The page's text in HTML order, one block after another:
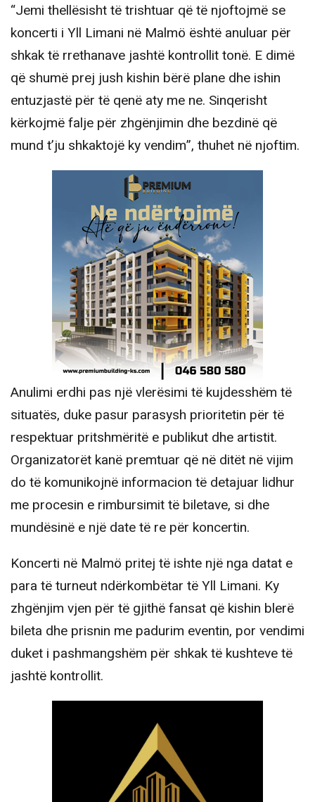
“Jemi thellësisht të trishtuar që të njoftojmë se
koncerti i Yll Limani në Malmö është anuluar për
shkak të rrethanave jashtë kontrollit tonë. E dimë
që shumë prej jush kishin bërë plane dhe ishin
entuzjastë për të qenë aty me ne. Sinqerisht
kërkojmë falje për zhgënjimin dhe bezdinë që
mund t’ju shkaktojë ky vendim”, thuhet në njoftim.
Anulimi erdhi pas një vlerësimi të kujdesshëm të
situatës, duke pasur parasysh prioritetin për të
respektuar pritshmëritë e publikut dhe artistit.
Organizatorët kanë premtuar që në ditët në vijim
do të komunikojnë informacion të detajuar lidhur
me procesin e rimbursimit të biletave, si dhe
mundësinë e një date të re për koncertin.
Koncerti në Malmö pritej të ishte një nga datat e
para të turneut ndërkombëtar të Yll Limani. Ky
zhgënjim vjen për të gjithë fansat që kishin blerë
bileta dhe prisnin me padurim eventin, por vendimi
duket i pashmangshëm për shkak të kushteve të
jashtë kontrollit.